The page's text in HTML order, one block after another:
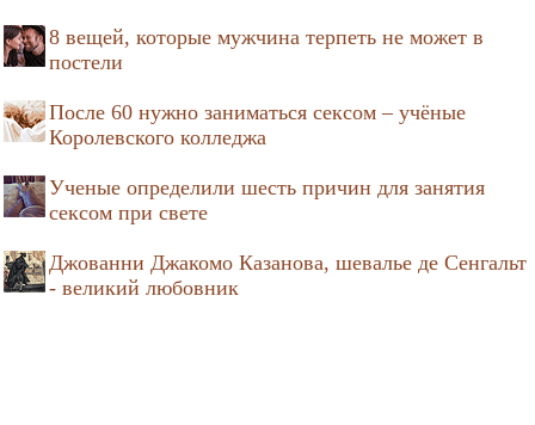
8 вещей, которые мужчина терпеть не может в
постели
После 60 нужно заниматься сексом – учёные
Королевского колледжа
Ученые определили шесть причин для занятия
сексом при свете
Джованни Джакомо Казанова, шевалье де Сенгальт
- великий любовник